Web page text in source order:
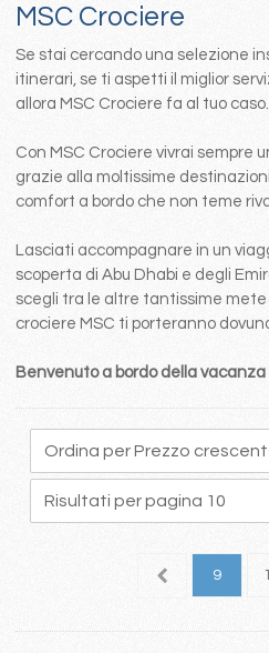
MSC Crociere
Se stai cercando una selezione
itinerari, se ti aspetti il miglior
allora MSC Crociere fa al tuo caso.
Con MSC Crociere vivrai sempre
grazie alla moltissime
comfort a bordo che non teme
Lasciati accompagnare in un
scoperta di Abu Dhabi e degli
scegli tra le altre tantissime
crociere MSC ti porteranno
Benvenuto a bordo della
8 9